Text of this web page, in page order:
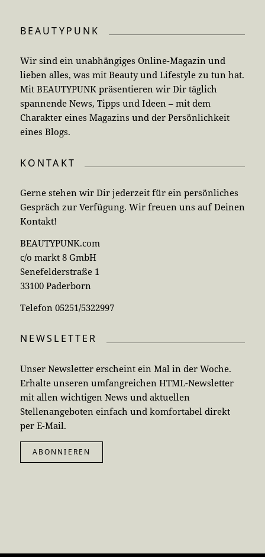
BEAUTYPUNK
Wir sind ein unabhängiges Online-Magazin und
lieben alles, was mit Beauty und Lifestyle zu tun hat.
Mit BEAUTYPUNK präsentieren wir Dir täglich
spannende News, Tipps und Ideen – mit dem
Charakter eines Magazins und der Persönlichkeit
eines Blogs.
KONTAKT
Gerne stehen wir Dir jederzeit für ein persönliches
Gespräch zur Verfügung. Wir freuen uns auf Deinen
Kontakt!
BEAUTYPUNK.com
c/o markt 8 GmbH
Senefelderstraße 1
33100 Paderborn
Telefon 05251/5322997
NEWSLETTER
Unser Newsletter erscheint ein Mal in der Woche.
Erhalte unseren umfangreichen HTML-Newsletter
mit allen wichtigen News und aktuellen
Stellenangeboten einfach und komfortabel direkt
per E-Mail.
ABONNIEREN